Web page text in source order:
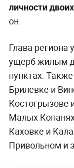
личности
он.
Глава региона
ущерб жилым
пунктах.
Брилевке и
Костогрызове
Малых
Каховке и
Привольном и